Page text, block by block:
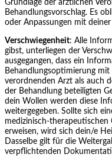
Grundlage der ärztlichen
Behandlungsvorschlag. Es
oder Anpassungen mit
Verschwiegenheit: Alle
gibst, unterliegen der
ausgegangen, dass ein
Behandlungsoptimierung
verordnenden Arzt als auch
der Behandlung beteiligten
dein Wollen werden diese
weitergegeben. Sollte sich
medizinisch-
erweisen, wird sich dein/e
Dasselbe gilt für die
verpflichtenden